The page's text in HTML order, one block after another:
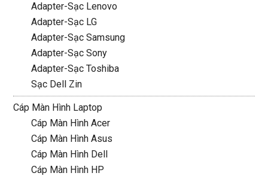
Adapter-Sạc Lenovo
Adapter-Sạc LG
Adapter-Sạc Samsung
Adapter-Sạc Sony
Adapter-Sạc Toshiba
Sạc Dell Zin
Cáp Màn Hình Laptop
Cáp Màn Hình Acer
Cáp Màn Hình Asus
Cáp Màn Hình Dell
Cáp Màn Hình HP